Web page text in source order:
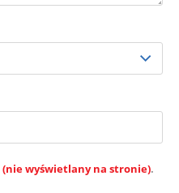
(nie wyświetlany na stronie).